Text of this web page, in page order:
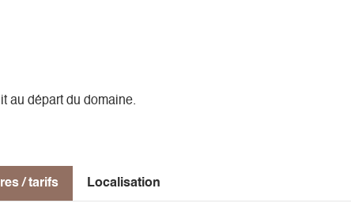
au départ du domaine.
/ tarifs Localisation